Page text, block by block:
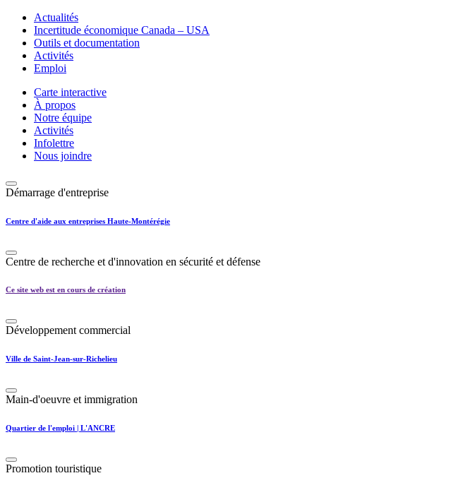
Actualités
Incertitude économique Canada – USA
Outils et documentation
Activités
Emploi
Carte interactive
À propos
Notre équipe
Activités
Infolettre
Nous joindre
Démarrage d'entreprise
Centre d'aide aux entreprises Haute-Montérégie
Centre de recherche et d'innovation en sécurité et défense
Ce site web est en cours de création
Développement commercial
Ville de Saint-Jean-sur-Richelieu
Main-d'oeuvre et immigration
Quartier de l'emploi | L'ANCRE
Promotion touristique